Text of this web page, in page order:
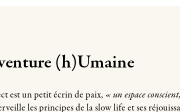
(h)Umaine
est un petit écrin de paix, « un espace
les principes de la slow life et ses